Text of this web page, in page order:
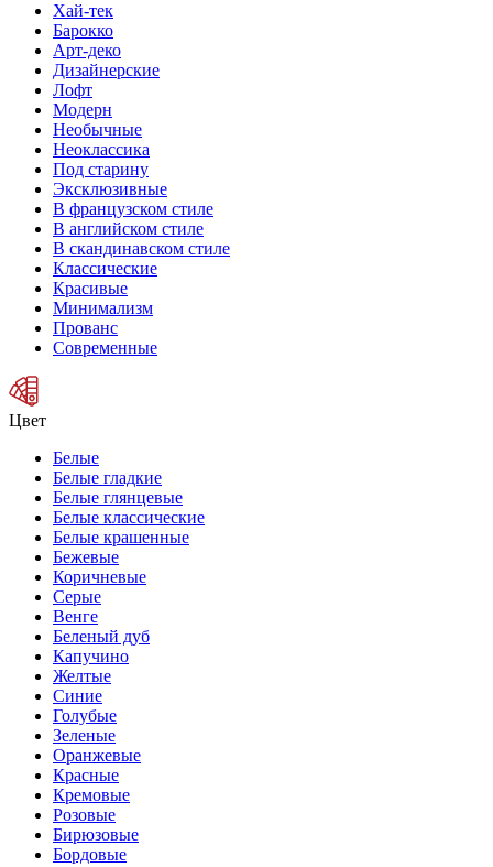
Хай-тек
Барокко
Арт-деко
Дизайнерские
Лофт
Модерн
Необычные
Неоклассика
Под старину
Эксклюзивные
В французском стиле
В английском стиле
В скандинавском стиле
Классические
Красивые
Минимализм
Прованс
Современные
Цвет
Белые
Белые гладкие
Белые глянцевые
Белые классические
Белые крашенные
Бежевые
Коричневые
Серые
Венге
Беленый дуб
Капучино
Желтые
Синие
Голубые
Зеленые
Оранжевые
Красные
Кремовые
Розовые
Бирюзовые
Бордовые